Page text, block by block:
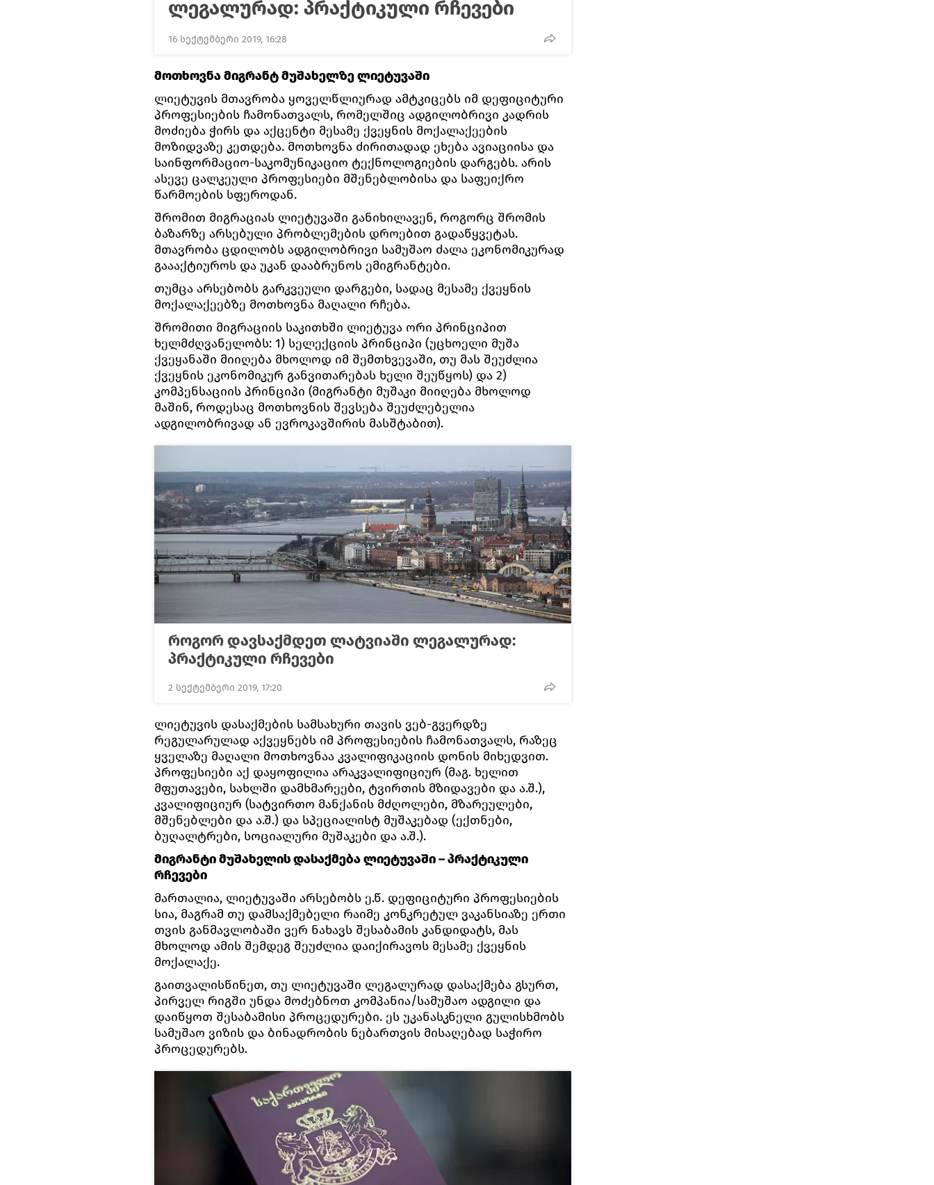
ლეგალურად: პრაქტიკული რჩევები
16 სექტემბერი 2019, 16:28
მოთხოვნა მიგრანტ მუშახელზე ლიეტუვაში
ლიეტუვის მთავრობა ყოველწლიურად ამტკიცებს იმ დეფიციტური
პროფესიების ჩამონათვალს, რომელშიც ადგილობრივი კადრის
მოძიება ჭირს და აქცენტი მესამე ქვეყნის მოქალაქეების
მოზიდვაზე კეთდება. მოთხოვნა ძირითადად ეხება ავიაციისა და
საინფორმაციო-საკომუნიკაციო ტექნოლოგიების დარგებს. არის
ასევე ცალკეული პროფესიები მშენებლობისა და საფეიქრო
წარმოების სფეროდან.
შრომით მიგრაციას ლიეტუვაში განიხილავენ, როგორც შრომის
ბაზარზე არსებული პრობლემების დროებით გადაწყვეტას.
მთავრობა ცდილობს ადგილობრივი სამუშაო ძალა ეკონომიკურად
გაააქტიუროს და უკან დააბრუნოს ემიგრანტები.
თუმცა არსებობს გარკვეული დარგები, სადაც მესამე ქვეყნის
მოქალაქეებზე მოთხოვნა მაღალი რჩება.
შრომითი მიგრაციის საკითხში ლიეტუვა ორი პრინციპით
ხელმძღვანელობს: 1) სელექციის პრინციპი (უცხოელი მუშა
ქვეყანაში მიიღება მხოლოდ იმ შემთხვევაში, თუ მას შეუძლია
ქვეყნის ეკონომიკურ განვითარებას ხელი შეუწყოს) და 2)
კომპენსაციის პრინციპი (მიგრანტი მუშაკი მიიღება მხოლოდ
მაშინ, როდესაც მოთხოვნის შევსება შეუძლებელია
ადგილობრივად ან ევროკავშირის მასშტაბით).
როგორ დავსაქმდეთ ლატვიაში ლეგალურად:
პრაქტიკული რჩევები
2 სექტემბერი 2019, 17:20
ლიეტუვის დასაქმების სამსახური თავის ვებ-გვერდზე
რეგულარულად აქვეყნებს იმ პროფესიების ჩამონათვალს, რაზეც
ყველაზე მაღალი მოთხოვნაა კვალიფიკაციის დონის მიხედვით.
პროფესიები აქ დაყოფილია არაკვალიფიციურ (მაგ. ხელით
მფუთავები, სახლში დამხმარეები, ტვირთის მზიდავები და ა.შ.),
კვალიფიციურ (სატვირთო მანქანის მძღოლები, მზარეულები,
მშენებლები და ა.შ.) და სპეციალისტ მუშაკებად (ექთნები,
ბუღალტრები, სოციალური მუშაკები და ა.შ.).
მიგრანტი მუშახელის დასაქმება ლიეტუვაში – პრაქტიკული
რჩევები
მართალია, ლიეტუვაში არსებობს ე.წ. დეფიციტური პროფესიების
სია, მაგრამ თუ დამსაქმებელი რაიმე კონკრეტულ ვაკანსიაზე ერთი
თვის განმავლობაში ვერ ნახავს შესაბამის კანდიდატს, მას
მხოლოდ ამის შემდეგ შეუძლია დაიქირავოს მესამე ქვეყნის
მოქალაქე.
გაითვალისწინეთ, თუ ლიეტუვაში ლეგალურად დასაქმება გსურთ,
პირველ რიგში უნდა მოძებნოთ კომპანია/სამუშაო ადგილი და
დაიწყოთ შესაბამისი პროცედურები. ეს უკანასკნელი გულისხმობს
სამუშაო ვიზის და ბინადრობის ნებართვის მისაღებად საჭირო
პროცედურებს.